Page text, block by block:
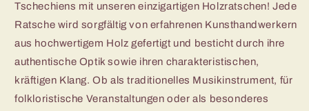
fahrbar
5-
8
Jahre
(26x83cm)
fahrbar
5-
8
Jahre
(26x83cm)
Tschechiens mit unseren einzigartigen Holzratschen! Jede
Ratsche wird sorgfältig von erfahrenen Kunsthandwerkern
aus hochwertigem Holz gefertigt und besticht durch ihre
authentische Optik sowie ihren charakteristischen,
kräftigen Klang. Ob als traditionelles Musikinstrument, für
folkloristische Veranstaltungen oder als besonderes